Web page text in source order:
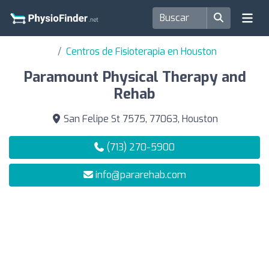
Centros de Fisioterapia en Houston
Paramount Physical Therapy and
Rehab
San Felipe St 7575, 77063, Houston
(713) 270-5900
info@pararehab.com